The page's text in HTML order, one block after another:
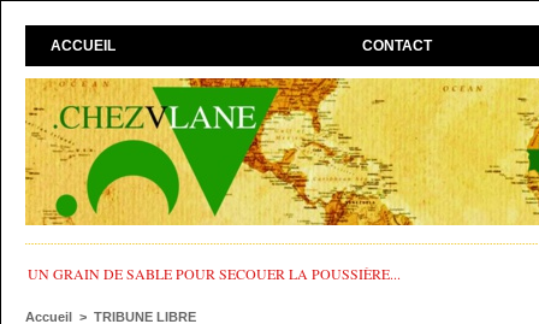
ACCUEIL CONTACT
UN GRAIN DE SABLE POUR SECOUER LA POUSSIÈRE...
Accueil > TRIBUNE LIBRE